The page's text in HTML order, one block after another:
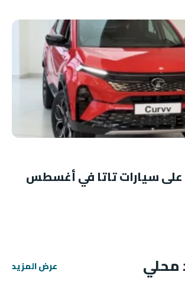
على سيارات تاتا في أغسطس
محلي عرض المزيد